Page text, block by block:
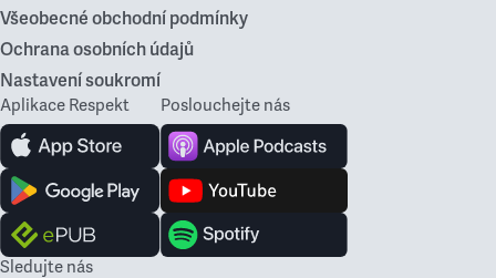
Všeobecné obchodní podmínky
Ochrana osobních údajů
Nastavení soukromí
Aplikace Respekt Poslouchejte nás
Sledujte nás